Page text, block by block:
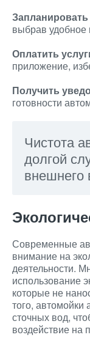
Запланировать
выбрав удобное
Оплатить
приложение,
Получить
готовности
Чистота
долгой
внешнего
Современные
внимание на
деятельности.
использование
которые не
того, автомойки
сточных вод,
воздействие на